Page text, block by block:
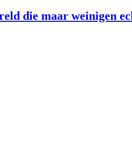
die maar weinigen